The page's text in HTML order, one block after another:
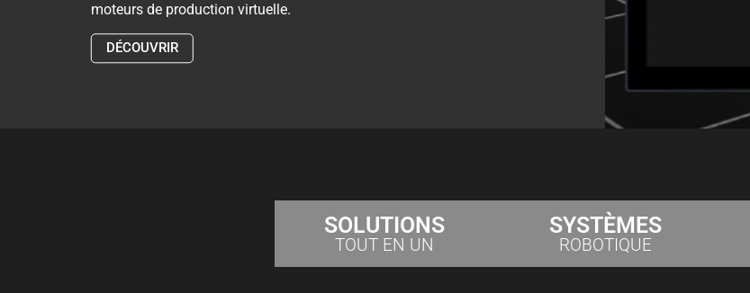
moteurs de production virtuelle.
DÉCOUVRIR
SOLUTIONS
TOUT EN UN
SYSTÈMES
ROBOTIQUE